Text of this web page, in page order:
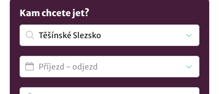
apartmánech můžete očekávat moderní vybavení, jako je
klimatizace, televize, bezplatné Wi-Fi připojení nebo
vlastní kuchyňku. Nevybrali jste si? Mrkněte na všechna
ubytování v lokalitě Těšínské Slezsko
Kam chcete jet?